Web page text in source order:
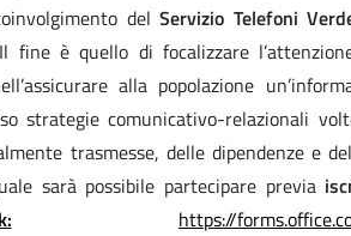
delServizio Telefoni
Il fine è quello di focalizzare
alla popolazione
strategie comunicativo-relazionali
trasmesse, delle dipendenze e
sarà possibile partecipare previa
https://